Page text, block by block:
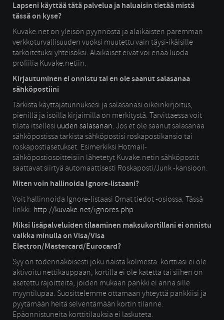
Lapseni käyttää tätä palvelua ja haluaisin tietää mistä
tässä on kyse?
Kuvake.net on yleisön pyynnöstä ja alaikäisten paremman
verkkoturvallisuuden vuoksi muutettu vain täysi-ikäisille
tarkoitetuksi yhteisöksi. Alaikäiset eivät voi enää luoda
profiilia Kuvake.netiin.
Kirjautuminen ei onnistu tai en ole saanut salasanaa
sähköpostiini
Tarkista käyttäjätunnuksesi ja salasanasi oikeinkirjoitus,
pienillä ja isoilla kirjaimilla on merkitystä. Tarvittaessa voit
tilata itsellesi uuden salasanan. Jos et ole saanut salasanaa
sähköpostissa tarkista sähköpostisi roskapostikansio tai
roskapostiasetukset. Esimerkiksi Hotmail-
sähköpostiosoitteisiin lähetetyt Kuvake.netin sähköpostit
saattavat siirtyä automaattisesti Roskaposti/Junk -kansioon.
Miten voin hallinoida Ignore-listaani?
Voit hallinnoida Ignore-listaasi Omat tiedot -osiossa. Tässä
linkki: http://kuvake.net/ignores.php
Miksi lisäpalveluiden tilaaminen maksukortillani ei onnistu
vaikka minulla on Visa/Visa
Electron/Mastercard/Eurocard?
Syy on todennäköisesti joku näistä kolmesta: korttiasi ei ole
aktivoitu nettikauppaan, kortilla ei ole katetta tai siihen on
asetettu rajoitteita, joiden mukaan pankki ei anna sille
myyntilupaa. Suosittelemme ottamaan yhteyttä pankkiisi ja
pyytämään heitä selventämään kortin tilanne.
Epäonnistuneita korttitilauksia ei laskuteta.